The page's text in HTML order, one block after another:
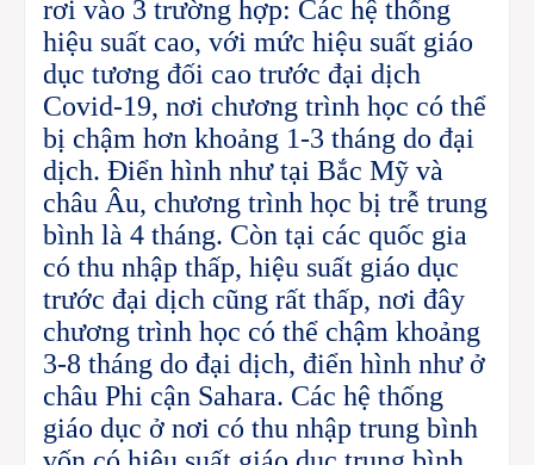
rơi vào 3 trường hợp: Các hệ thống
hiệu suất cao, với mức hiệu suất giáo
dục tương đối cao trước đại dịch
Covid-19, nơi chương trình học có thể
bị chậm hơn khoảng 1-3 tháng do đại
dịch. Điển hình như tại Bắc Mỹ và
châu Âu, chương trình học bị trễ trung
bình là 4 tháng. Còn tại các quốc gia
có thu nhập thấp, hiệu suất giáo dục
trước đại dịch cũng rất thấp, nơi đây
chương trình học có thể chậm khoảng
3-8 tháng do đại dịch, điển hình như ở
châu Phi cận Sahara. Các hệ thống
giáo dục ở nơi có thu nhập trung bình